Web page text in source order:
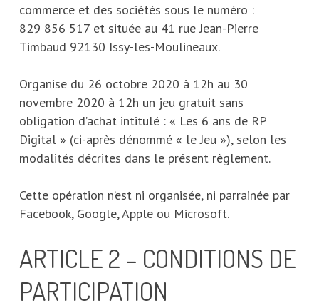
commerce et des sociétés sous le numéro :
829 856 517 et située au 41 rue Jean-Pierre
Timbaud 92130 Issy-les-Moulineaux.
Organise du 26 octobre 2020 à 12h au 30
novembre 2020 à 12h un jeu gratuit sans
obligation d’achat intitulé : « Les 6 ans de RP
Digital » (ci-après dénommé « le Jeu »), selon les
modalités décrites dans le présent règlement.
Cette opération n’est ni organisée, ni parrainée par
Facebook, Google, Apple ou Microsoft.
ARTICLE 2 – CONDITIONS DE
PARTICIPATION